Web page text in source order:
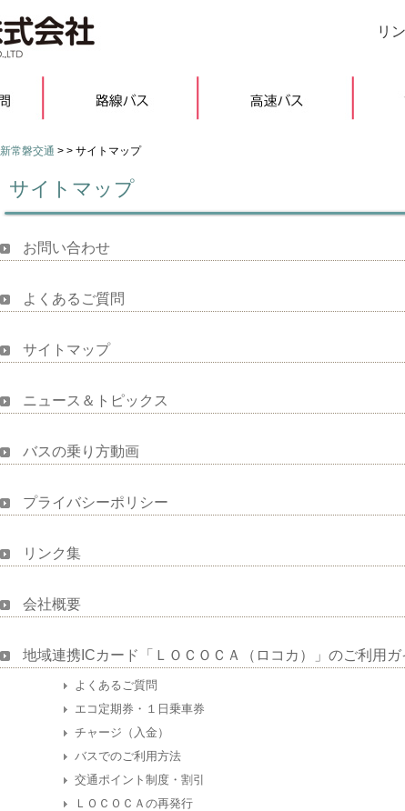
リ
新常磐交通 > > サイトマップ
サイトマップ
お問い合わせ
よくあるご質問
サイトマップ
ニュース＆トピックス
バスの乗り方動画
プライバシーポリシー
リンク集
会社概要
地域連携ICカード「ＬＯＣＯＣＡ（ロコカ）」のご利用ガ
よくあるご質問
エコ定期券・１日乗車券
チャージ（入金）
バスでのご利用方法
交通ポイント制度・割引
ＬＯＣＯＣＡの再発行